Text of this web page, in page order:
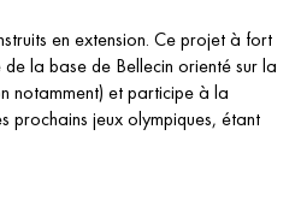
en extension. Ce projet à fort
la base de Bellecin orienté sur la
notamment) et participe à la
prochains jeux olympiques, étant